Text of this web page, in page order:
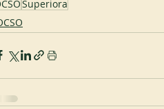
Superiora